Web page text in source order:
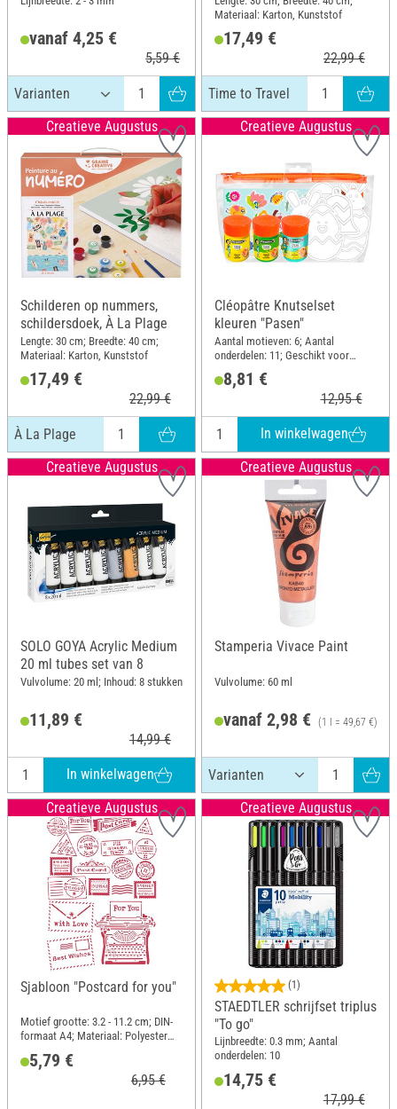
vanaf 4,25 €
5,59 €
Materiaal: Karton, Kunststof
17,49 €
22,99 €
Time to Travel
Creatieve Augustus
Schilderen op nummers,
schildersdoek, À La Plage
Lengte: 30 cm; Breedte: 40 cm;
Materiaal: Karton, Kunststof
17,49 €
22,99 €
À La Plage
Creatieve Augustus
Cléopâtre Knutselset
kleuren "Pasen"
Aantal motieven: 6; Aantal
onderdelen: 11; Geschikt voor
8,81 €
12,95 €
In winkelwagen
Creatieve Augustus
SOLO GOYA Acrylic Medium
20 ml tubes set van 8
Vulvolume: 20 ml; Inhoud: 8 stukken
11,89 €
14,99 €
In winkelwagen
Creatieve Augustus
Stamperia Vivace Paint
Vulvolume: 60 ml
vanaf 2,98 € (1 l = 49,67 €)
Creatieve Augustus
Sjabloon "Postcard for you"
Motief grootte: 3.2 - 11.2 cm; DIN-
formaat A4; Materiaal: Polyester
5,79 €
6,95 €
Creatieve Augustus
(1)
STAEDTLER schrijfset triplus
"To go"
Lijnbreedte: 0.3 mm; Aantal
onderdelen: 10
14,75 €
17,99 €